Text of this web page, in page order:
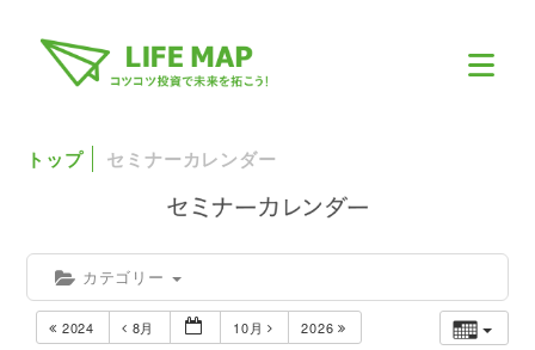
トップ セミナーカレンダー
カテゴリー
2024 8月 10月 2026